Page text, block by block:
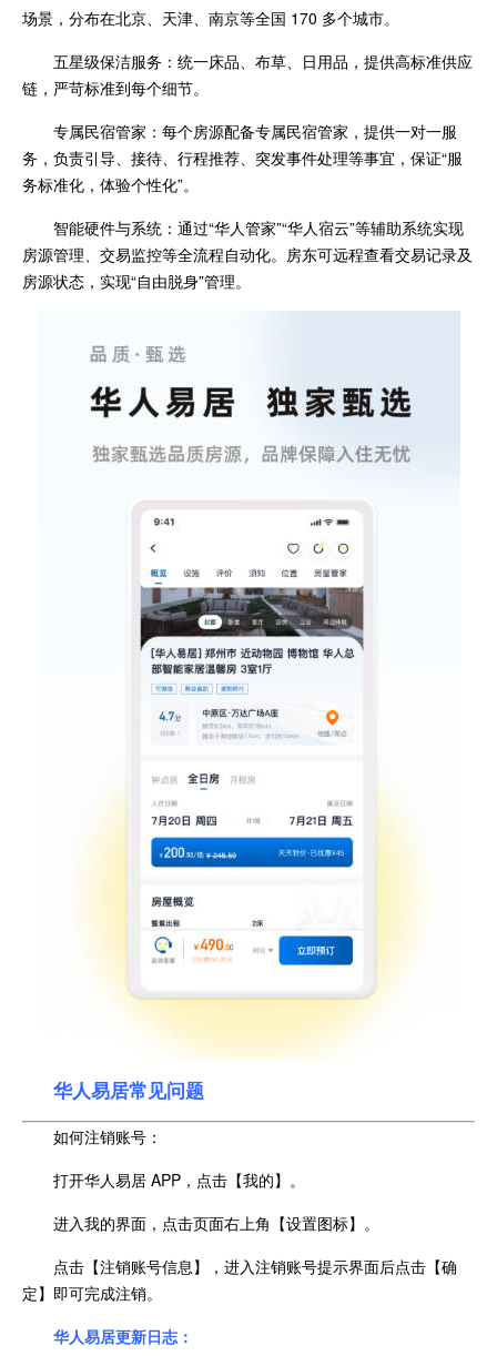
场景，分布在北京、天津、南京等全国 170 多个城市。
五星级保洁服务：统一床品、布草、日用品，提供高标准供应
链，严苛标准到每个细节。
专属民宿管家：每个房源配备专属民宿管家，提供一对一服
务，负责引导、接待、行程推荐、突发事件处理等事宜，保证“服
务标准化，体验个性化”。
智能硬件与系统：通过“华人管家”“华人宿云”等辅助系统实现
房源管理、交易监控等全流程自动化。房东可远程查看交易记录及
房源状态，实现“自由脱身”管理。
华人易居常见问题
如何注销账号：
打开华人易居 APP，点击【我的】。
进入我的界面，点击页面右上角【设置图标】。
点击【注销账号信息】，进入注销账号提示界面后点击【确
定】即可完成注销。
华人易居更新日志：